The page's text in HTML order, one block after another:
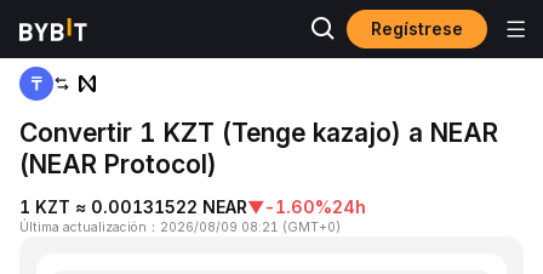
Regístrese
Inicio KZT to NEAR
Convertir 1 KZT (Tenge kazajo) a NEAR
(NEAR Protocol)
1 KZT ≈ 0.00131522 NEAR▼-1.60%24h
Última actualización ： 2026/08/09 08:21 (GMT+0)